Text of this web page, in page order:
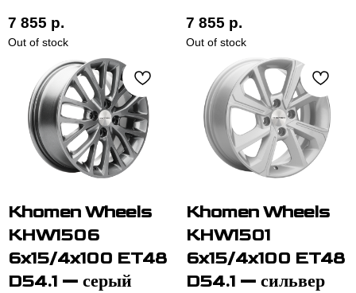
7 855 р.
Out of stock
7 855 р.
Out of stock
Khomen Wheels
KHW1506
6x15/4x100 ET48
D54.1 — серый
Khomen Wheels
KHW1501
6x15/4x100 ET48
D54.1 — сильвер